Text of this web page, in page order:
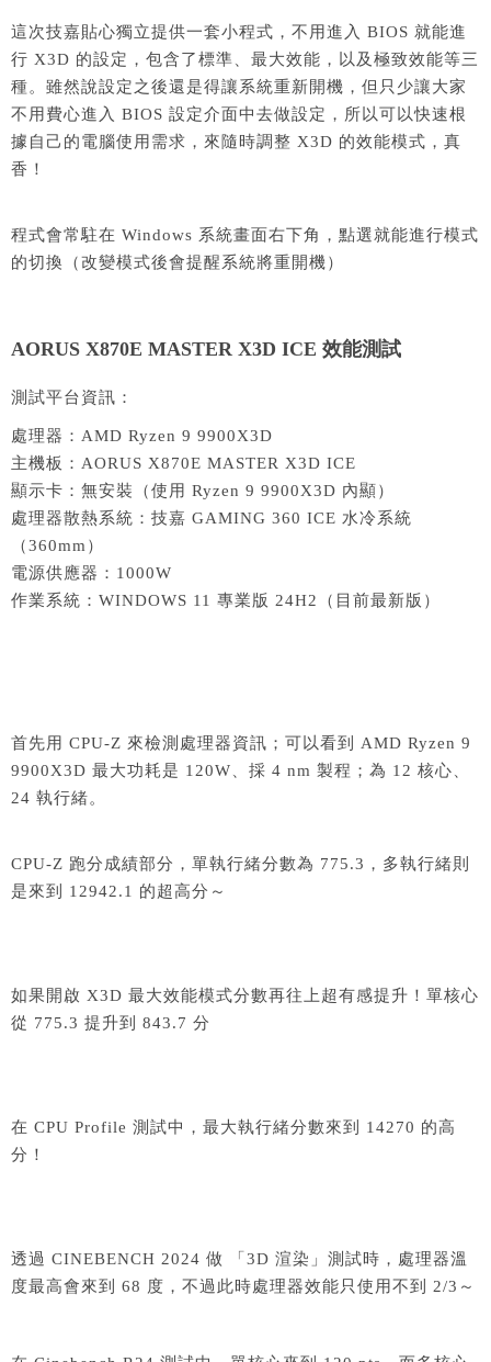
這次技嘉貼心獨立提供一套小程式，不用進入 BIOS 就能進
行 X3D 的設定，包含了標準、最大效能，以及極致效能等三
種。雖然說設定之後還是得讓系統重新開機，但只少讓大家
不用費心進入 BIOS 設定介面中去做設定，所以可以快速根
據自己的電腦使用需求，來隨時調整 X3D 的效能模式，真
香！
程式會常駐在 Windows 系統畫面右下角，點選就能進行模式
的切換（改變模式後會提醒系統將重開機）
AORUS X870E MASTER X3D ICE 效能測試
測試平台資訊：
處理器：AMD Ryzen 9 9900X3D
主機板：AORUS X870E MASTER X3D ICE
顯示卡：無安裝（使用 Ryzen 9 9900X3D 內顯）
處理器散熱系統：技嘉 GAMING 360 ICE 水冷系統
（360mm）
電源供應器：1000W
作業系統：WINDOWS 11 專業版 24H2（目前最新版）
首先用 CPU-Z 來檢測處理器資訊；可以看到 AMD Ryzen 9
9900X3D 最大功耗是 120W、採 4 nm 製程；為 12 核心、
24 執行緒。
CPU-Z 跑分成績部分，單執行緒分數為 775.3，多執行緒則
是來到 12942.1 的超高分～
如果開啟 X3D 最大效能模式分數再往上超有感提升！單核心
從 775.3 提升到 843.7 分
在 CPU Profile 測試中，最大執行緒分數來到 14270 的高
分！
透過 CINEBENCH 2024 做 「3D 渲染」測試時，處理器溫
度最高會來到 68 度，不過此時處理器效能只使用不到 2/3～